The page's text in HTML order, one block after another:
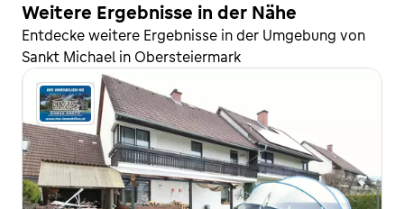
Weitere Ergebnisse in der Nähe
Entdecke weitere Ergebnisse in der Umgebung von
Sankt Michael in Obersteiermark